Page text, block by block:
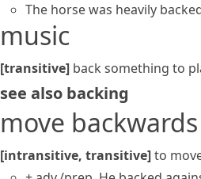
The horse was heavily
music
[transitive] back something to
see also backing
move backwards
[intransitive, transitive]to